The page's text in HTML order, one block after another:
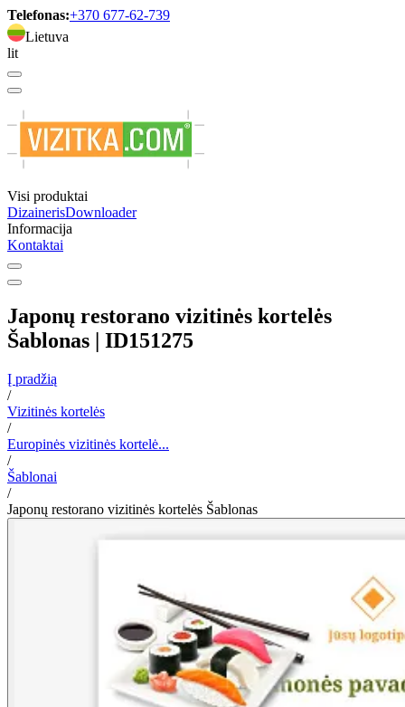
Telefonas:+370 677-62-739
Lietuva
lit
Visi produktai
DizainerisDownloader
Informacija
Kontaktai
Japonų restorano vizitinės kortelės
Šablonas | ID151275
Į pradžią
/
Vizitinės kortelės
/
Europinės vizitinės kortelė...
/
Šablonai
/
Japonų restorano vizitinės kortelės Šablonas